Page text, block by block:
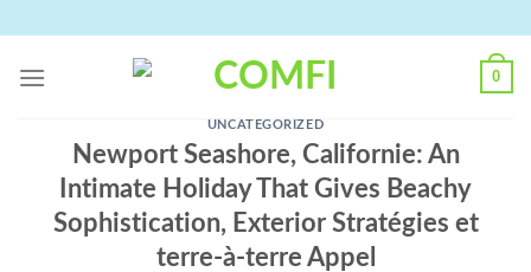
content
0
UNCATEGORIZED
Newport Seashore, Californie: An
Intimate Holiday That Gives Beachy
Sophistication, Exterior Stratégies et
terre-à-terre Appel